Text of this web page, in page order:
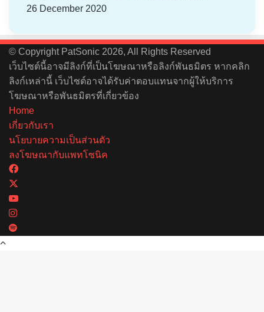
26 December 2020
© Copyright PatSonic 2026, All Rights Reserved
เว็บไซต์นี้อาจมีลิงก์ที่เป็นโฆษณาหรือลิงก์พันธมิตร หากคลิก
ลิงก์เหล่านี้ เว็บไซต์อาจได้รับค่าตอบแทนจากผู้ให้บริการ
โฆษณาหรือพันธมิตรที่เกี่ยวข้อง
Home
เกี่ยวกับเรา
นโยบายความเป็นส่วนตัว
ลงโฆษณากับแพทโซนิค